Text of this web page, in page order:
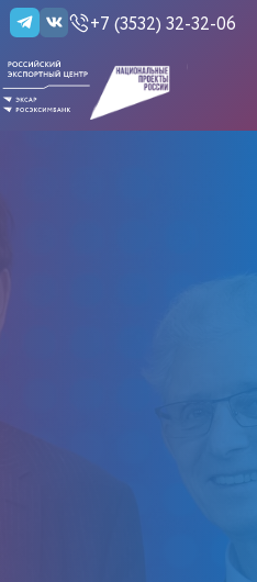
+7 (3532) 32-32-06